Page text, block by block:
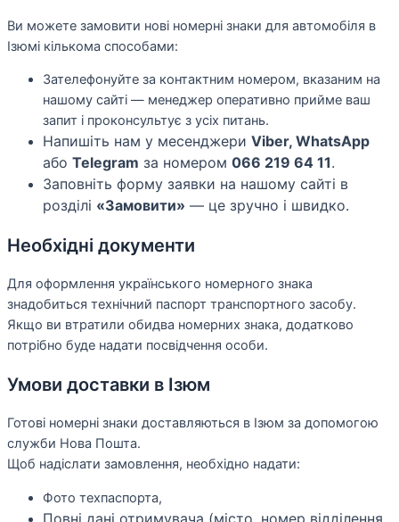
Ви можете замовити нові номерні знаки для автомобіля в
Ізюмі кількома способами:
Зателефонуйте за контактним номером, вказаним на
нашому сайті — менеджер оперативно прийме ваш
запит і проконсультує з усіх питань.
Напишіть нам у месенджери Viber, WhatsApp
або Telegram за номером 066 219 64 11.
Заповніть форму заявки на нашому сайті в
розділі «Замовити» — це зручно і швидко.
Необхідні документи
Для оформлення українського номерного знака
знадобиться технічний паспорт транспортного засобу.
Якщо ви втратили обидва номерних знака, додатково
потрібно буде надати посвідчення особи.
Умови доставки в Ізюм
Готові номерні знаки доставляються в Ізюм за допомогою
служби Нова Пошта.
Щоб надіслати замовлення, необхідно надати:
Фото техпаспорта,
Повні дані отримувача (місто, номер відділення